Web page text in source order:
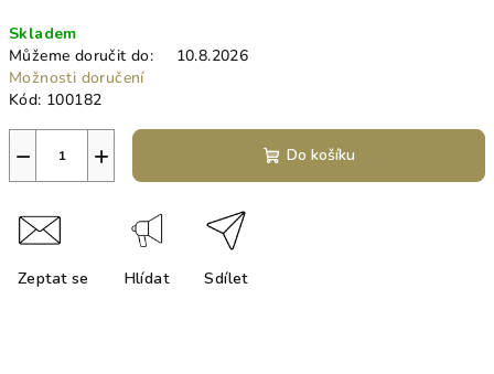
cena:
Skladem
Můžeme doručit do:
10.8.2026
Možnosti doručení
Kód: 100182
+
− Do košíku
Zeptat se Hlídat Sdílet